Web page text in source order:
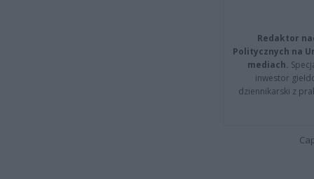
Redaktor
Politycznych na
mediach.
inwestor
dziennikarski z